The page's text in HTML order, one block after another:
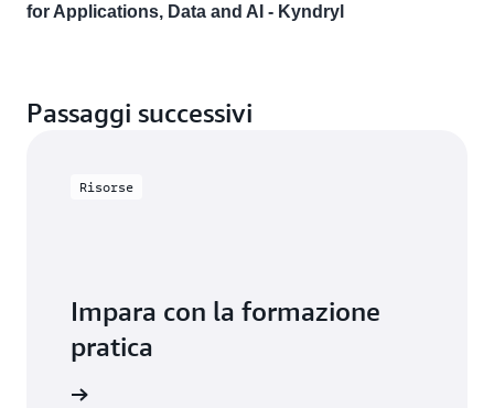
for Applications, Data and AI - Kyndryl
Passaggi successivi
Risorse
Impara con la formazione
pratica